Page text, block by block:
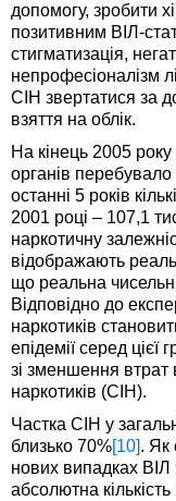
допомогу, зробити
позитивним ВІЛ-
стигматизація,
непрофесіоналізм
СІН звертатися за
взяття на облік.
На кінець 2005
органів перебувало
останні 5 років
2001 році – 107,1
наркотичну
відображають
що реальна
Відповідно до
наркотиків
епідемії серед цієї
зі зменшення втрат
наркотиків (СІН).
Частка СІН у
близько 70% [10] . Як
нових випадках ВІЛ
абсолютна